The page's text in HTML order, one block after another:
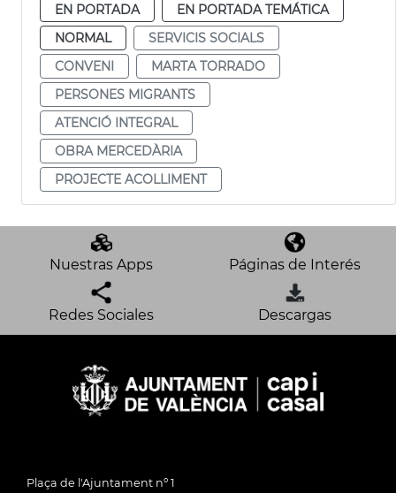
EN PORTADA
EN PORTADA TEMÁTICA
NORMAL
SERVICIS SOCIALS
CONVENI
MARTA TORRADO
PERSONES MIGRANTS
ATENCIÓ INTEGRAL
OBRA MERCEDÀRIA
PROJECTE ACOLLIMENT
Nuestras Apps Páginas de Interés
Redes Sociales Descargas
Plaça de l'Ajuntament nº 1